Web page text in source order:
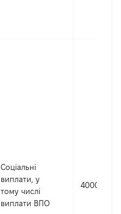
Соціальні
виплати, у
тому числі
виплати ВПО
4000